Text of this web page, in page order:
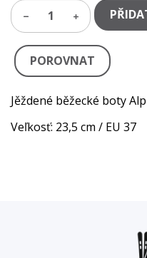
1
POROVNAT
Jěždené běžecké boty
Veľkosť: 23,5 cm / EU 37